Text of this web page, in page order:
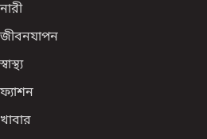
নারী
জীবনযাপন
স্বাস্থ্য
ফ্যাশন
খাবার